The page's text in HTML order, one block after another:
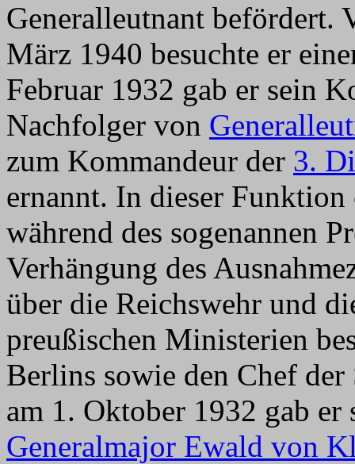
Generalleutnant befördert.
März 1940 besuchte er
Februar 1932 gab er sein
Nachfolger von
zum Kommandeur der 3.
ernannt. In dieser
während des sogenannen
Verhängung des
über die Reichswehr und
preußischen Ministerien
Berlins sowie den Chef
am 1. Oktober 1932 gab
Generalmajor Ewald von